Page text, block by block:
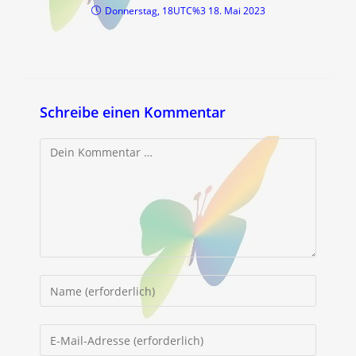
Donnerstag, 18UTC%3 18. Mai 2023
Schreibe einen Kommentar
Kommentar
deinen
Namen
oder
deine